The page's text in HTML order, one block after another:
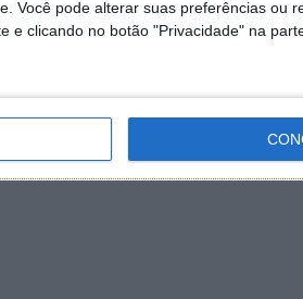
Você pode alterar suas preferências ou
e clicando no botão "Privacidade" na